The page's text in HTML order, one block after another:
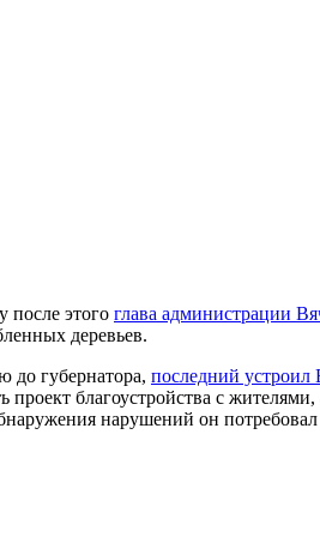
после этого глава администрации
деревьев.
до губернатора, последний устроил
благоустройства с
нарушений он